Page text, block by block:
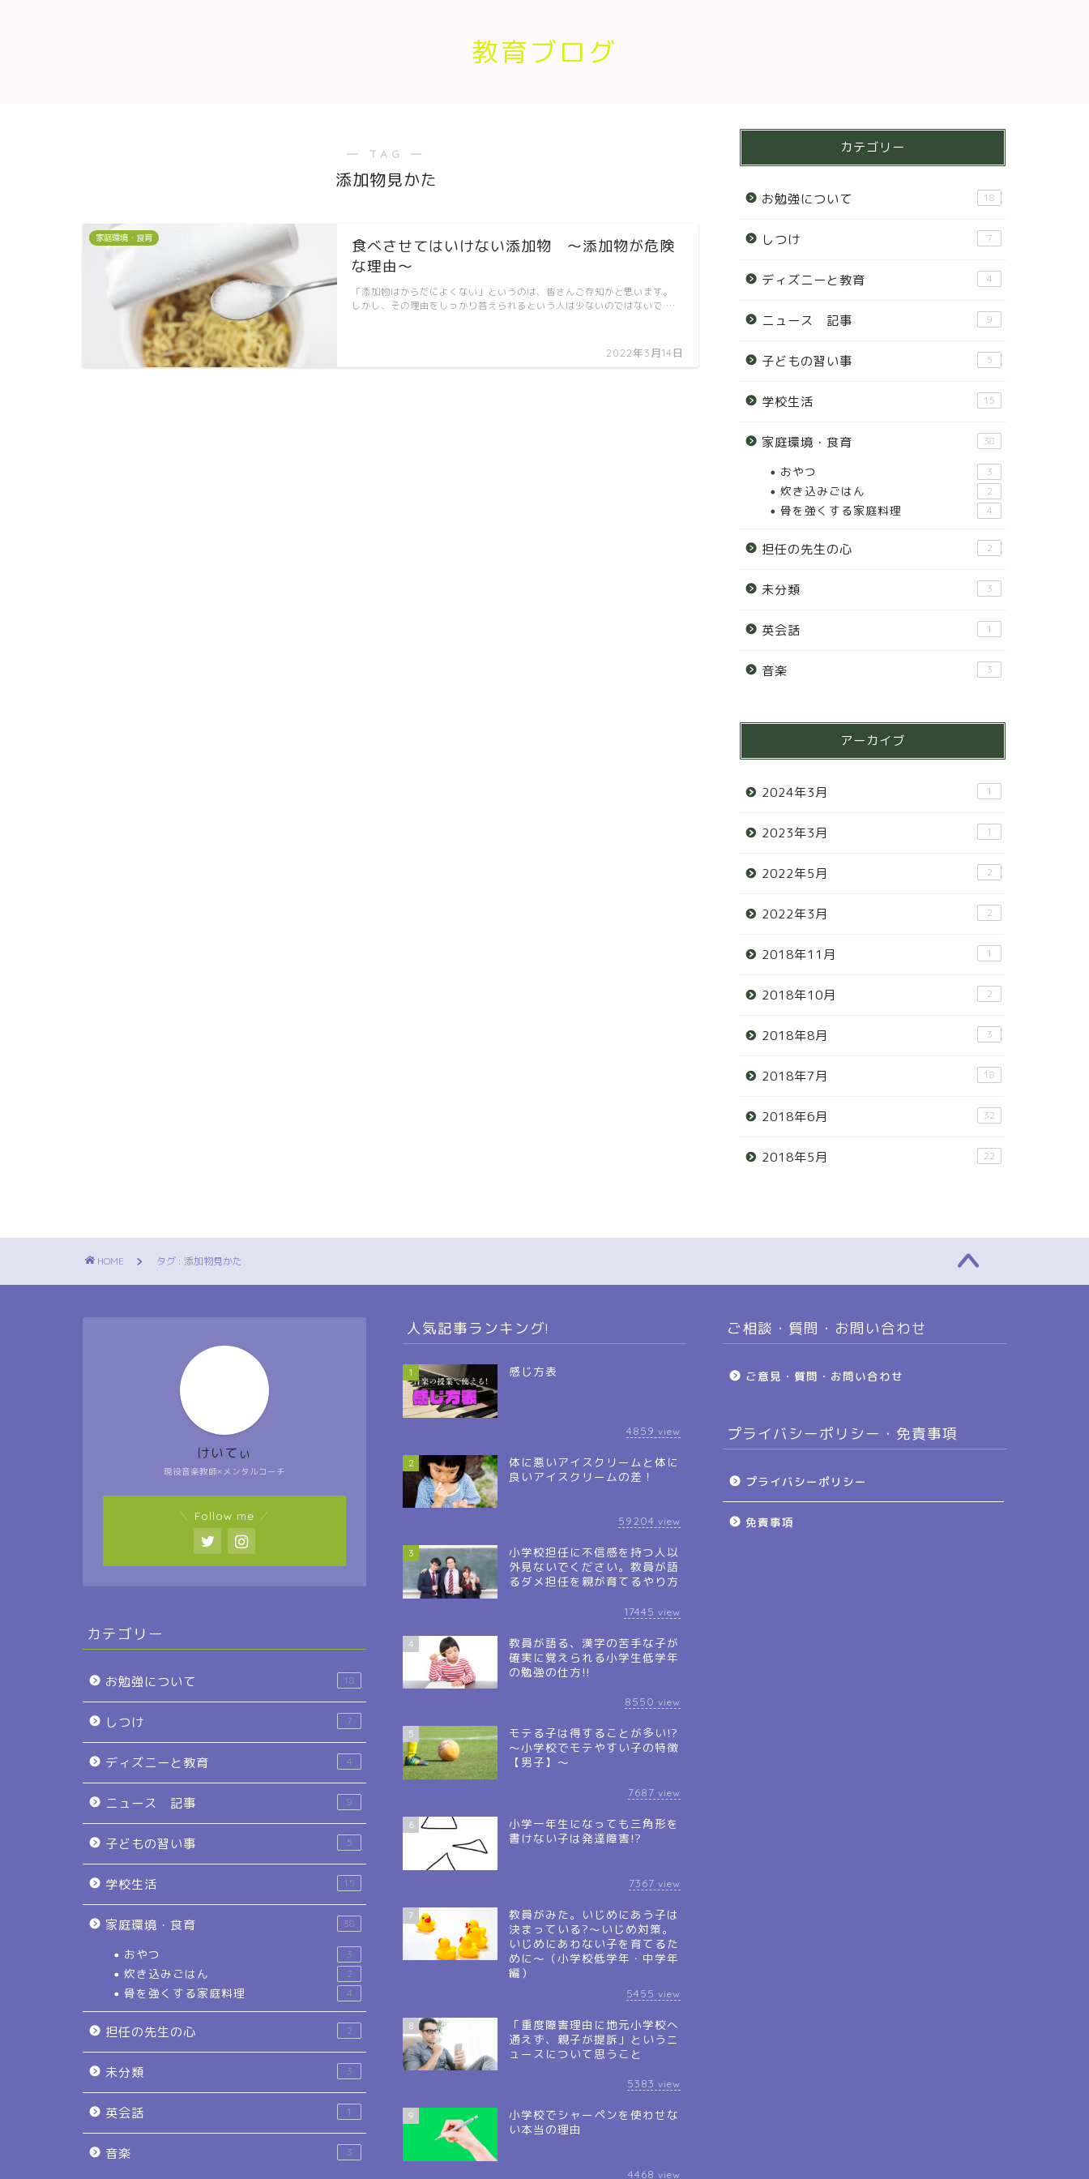
教育ブログ
― TAG ―
添加物見かた
家庭環境・食育
食べさせてはいけない添加物 〜添加物が危険
な理由〜
2022年3月14日
「添加物はからだによくない」というのは、皆さんご存知かと思います。
しかし、その理由をしっかり答えられるという人は少ないのではないで …
カテゴリー
お勉強について 18
しつけ 7
ディズニーと教育 4
ニュース 記事 9
子どもの習い事 5
学校生活 15
家庭環境・食育 38
おやつ 3
炊き込みごはん 2
骨を強くする家庭料理 4
担任の先生の心 2
未分類 3
英会話 1
音楽 3
アーカイブ
2024年3月 1
2023年3月 1
2022年5月 2
2022年3月 2
2018年11月 1
2018年10月 2
2018年8月 3
2018年7月 18
2018年6月 32
2018年5月 22
HOME タグ : 添加物見かた
現役音楽教師×メンタルコーチ
けいてぃ
＼ Follow me ／
カテゴリー
お勉強について 18
しつけ 7
ディズニーと教育 4
ニュース 記事 9
子どもの習い事 5
学校生活 15
家庭環境・食育 38
おやつ 3
炊き込みごはん 2
骨を強くする家庭料理 4
担任の先生の心 2
未分類 3
英会話 1
音楽 3
人気記事ランキング!
1 感じ方表
4859 view
2
体に悪いアイスクリームと体に
良いアイスクリームの差！
59204 view
3
小学校担任に不信感を持つ人以
外見ないでください。教員が語
るダメ担任を親が育てるやり方
17445 view
4
教員が語る、漢字の苦手な子が
確実に覚えられる小学生低学年
の勉強の仕方!!
8550 view
5
モテる子は得することが多い!?
～小学校でモテやすい子の特徴
【男子】～
7687 view
6
小学一年生になっても三角形を
書けない子は発達障害!?
7367 view
7
教員がみた。いじめにあう子は
決まっている?～いじめ対策。
いじめにあわない子を育てるた
めに～（小学校低学年・中学年
編）
5455 view
8
「重度障害理由に地元小学校へ
通えず、親子が提訴」というニ
ュースについて思うこと
5383 view
9
小学校でシャーペンを使わせな
い本当の理由
4468 view
ご相談・質問・お問い合わせ
ご意見・質問・お問い合わせ
プライバシーポリシー・免責事項
プライバシーポリシー
免責事項